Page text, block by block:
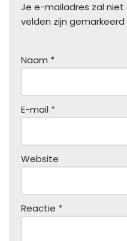
Je e-mailadres zal
velden zijn
Naam *
E-mail *
Website
Reactie *